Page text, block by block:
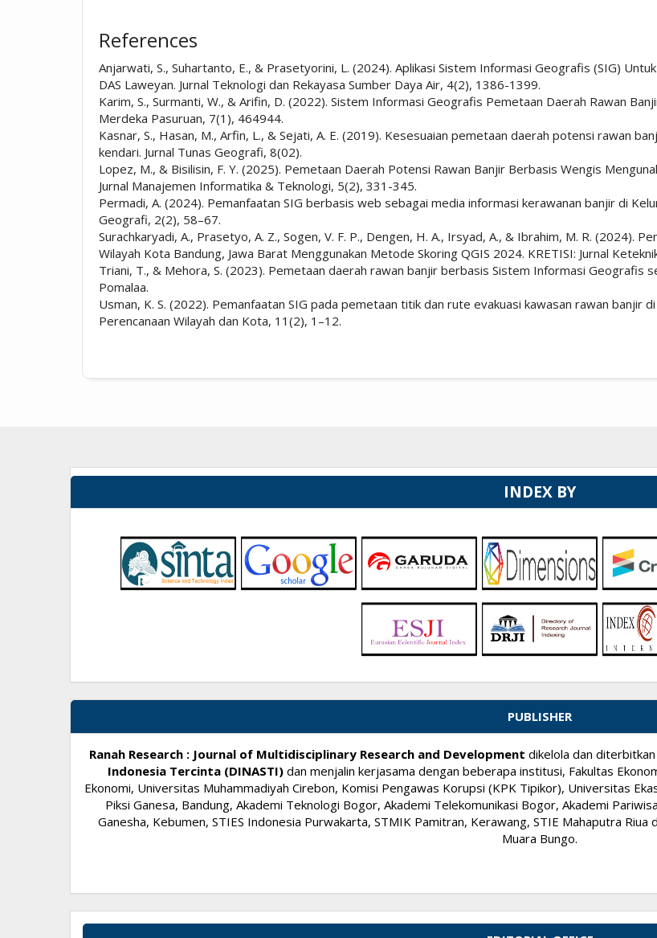
References
Anjarwati, S., Suhartanto, E., & Prasetyorini, L. (2024). Aplikasi Sistem Informasi Geografis (SIG)
DAS Laweyan. Jurnal Teknologi dan Rekayasa Sumber Daya Air, 4(2), 1386-1399.
Karim, S., Surmanti, W., & Arifin, D. (2022). Sistem Informasi Geografis Pemetaan Daerah Rawan
Merdeka Pasuruan, 7(1), 464944.
Kasnar, S., Hasan, M., Arfin, L., & Sejati, A. E. (2019). Kesesuaian pemetaan daerah potensi rawan
kendari. Jurnal Tunas Geografi, 8(02).
Lopez, M., & Bisilisin, F. Y. (2025). Pemetaan Daerah Potensi Rawan Banjir Berbasis Wengis
Jurnal Manajemen Informatika & Teknologi, 5(2), 331-345.
Permadi, A. (2024). Pemanfaatan SIG berbasis web sebagai media informasi kerawanan banjir di
Geografi, 2(2), 58–67.
Surachkaryadi, A., Prasetyo, A. Z., Sogen, V. F. P., Dengen, H. A., Irsyad, A., & Ibrahim, M. R. (2024).
Wilayah Kota Bandung, Jawa Barat Menggunakan Metode Skoring QGIS 2024. KRETISI: Jurnal
Triani, T., & Mehora, S. (2023). Pemetaan daerah rawan banjir berbasis Sistem Informasi Geografis
Pomalaa.
Usman, K. S. (2022). Pemanfaatan SIG pada pemetaan titik dan rute evakuasi kawasan rawan banjir
Perencanaan Wilayah dan Kota, 11(2), 1–12.
INDEX BY
PUBLISHER
Ranah Research : Journal of Multidisciplinary Research and Development dikelola dan
Indonesia Tercinta (DINASTI)dan menjalin kerjasama dengan beberapa institusi, Fakultas
Ekonomi, Universitas Muhammadiyah Cirebon, Komisi Pengawas Korupsi (KPK Tipikor), Universitas
Piksi Ganesa, Bandung, Akademi Teknologi Bogor, Akademi Telekomunikasi Bogor, Akademi
Ganesha, Kebumen, STIES Indonesia Purwakarta, STMIK Pamitran, Kerawang, STIE Mahaputra
Muara Bungo.